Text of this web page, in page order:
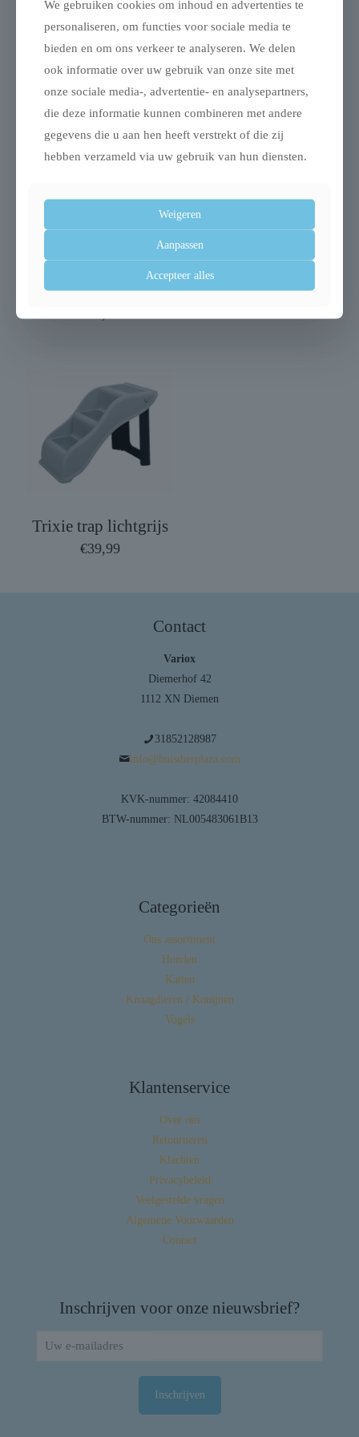
Gerelateerde producten
Trixie sofa bed nero
meubelbeschermer
grijs
Uitverkocht
Trixie trap in hoogte
verstelbaar wit
€99,99
Trixie trap lichtgrijs
€39,99
Contact
Variox
Diemerhof 42
1112 XN Diemen
31852128987
info@huisdierplaza.com
KVK-nummer: 42084410
BTW-nummer: NL005483061B13
Categorieën
Ons assortiment
Honden
Katten
Knaagdieren / Konijnen
Vogels
Klantenservice
Over ons
Retourneren
Klachten
Privacybeleid
Veelgestelde vragen
Algemene Voorwaarden
Contact
Inschrijven voor onze nieuwsbrief?
We gebruiken cookies om inhoud en advertenties te
personaliseren, om functies voor sociale media te
bieden en om ons verkeer te analyseren. We delen
ook informatie over uw gebruik van onze site met
onze sociale media-, advertentie- en analysepartners,
die deze informatie kunnen combineren met andere
gegevens die u aan hen heeft verstrekt of die zij
hebben verzameld via uw gebruik van hun diensten.
Weigeren
Aanpassen
Accepteer alles